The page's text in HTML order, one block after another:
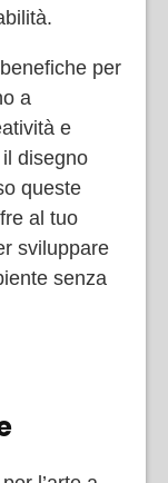
per
a
e
disegno
queste
al tuo
sviluppare
senza